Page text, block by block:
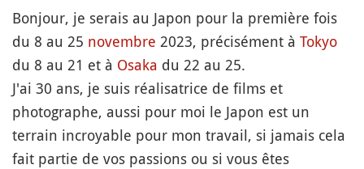
Bonjour, je serais au Japon pour la première fois
du 8 au 25 novembre 2023, précisément à Tokyo
du 8 au 21 et à Osaka du 22 au 25.
J'ai 30 ans, je suis réalisatrice de films et
photographe, aussi pour moi le Japon est un
terrain incroyable pour mon travail, si jamais cela
fait partie de vos passions ou si vous êtes